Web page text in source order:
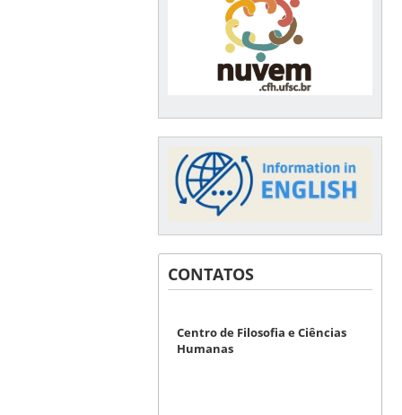
CONTATOS
Centro de Filosofia e Ciências
Humanas